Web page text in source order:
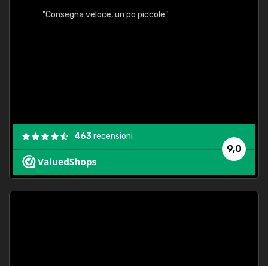
"Consegna veloce, un po piccole"
9,0
463recensioni